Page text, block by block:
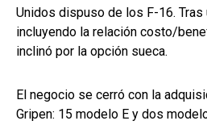
Unidos dispuso de los F-16.
incluyendo la relación costo/
inclinó por la opción sueca.
El negocio se cerró con la
Gripen: 15 modelo E y dos